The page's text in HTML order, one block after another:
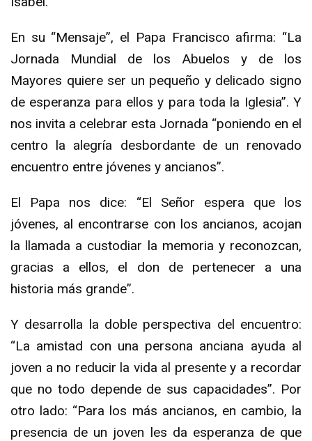
En su “Mensaje”, el Papa Francisco afirma: “La
Jornada Mundial de los Abuelos y de los
Mayores quiere ser un pequeño y delicado signo
de esperanza para ellos y para toda la Iglesia”. Y
nos invita a celebrar esta Jornada “poniendo en el
centro la alegría desbordante de un renovado
encuentro entre jóvenes y ancianos”.
El Papa nos dice: “El Señor espera que los
jóvenes, al encontrarse con los ancianos, acojan
la llamada a custodiar la memoria y reconozcan,
gracias a ellos, el don de pertenecer a una
historia más grande”.
Y desarrolla la doble perspectiva del encuentro:
“La amistad con una persona anciana ayuda al
joven a no reducir la vida al presente y a recordar
que no todo depende de sus capacidades”. Por
otro lado: “Para los más ancianos, en cambio, la
presencia de un joven les da esperanza de que